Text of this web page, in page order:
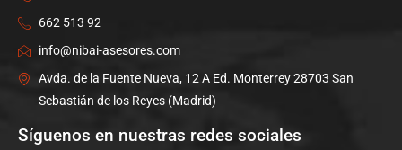
662 513 92
info@nibai-asesores.com
Avda. de la Fuente Nueva, 12 A Ed. Monterrey 28703 San
Sebastián de los Reyes (Madrid)
Síguenos en nuestras redes sociales